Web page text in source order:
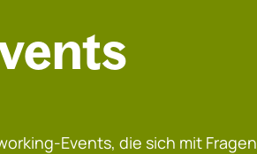
Events, die sich mit Fragen